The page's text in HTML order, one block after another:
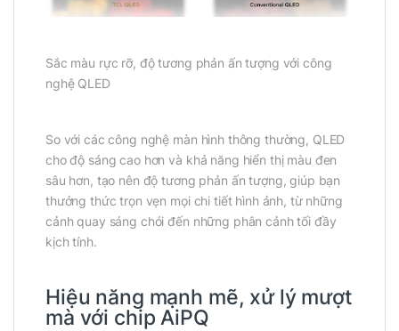
Sắc màu rực rỡ, độ tương phản ấn tượng với công
nghệ QLED
So với các công nghệ màn hình thông thường, QLED
cho độ sáng cao hơn và khả năng hiển thị màu đen
sâu hơn, tạo nên độ tương phản ấn tượng, giúp bạn
thưởng thức trọn vẹn mọi chi tiết hình ảnh, từ những
cảnh quay sáng chói đến những phân cảnh tối đầy
kịch tính.
Hiệu năng mạnh mẽ, xử lý mượt
mà với chip AiPQ